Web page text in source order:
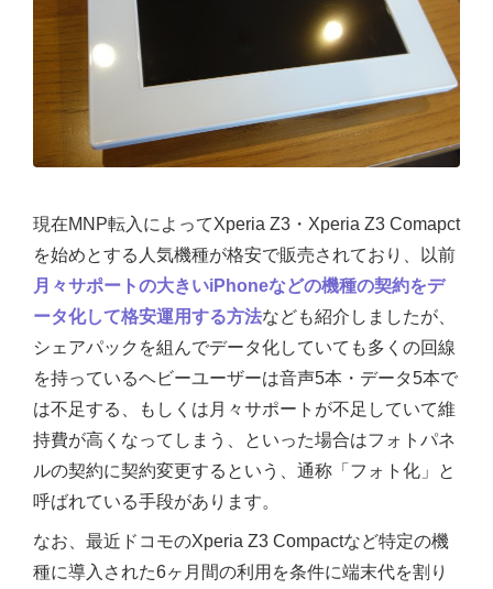
現在MNP転入によってXperia Z3・Xperia Z3 Comapct
を始めとする人気機種が格安で販売されており、以前
月々サポートの大きいiPhoneなどの機種の契約をデ
ータ化して格安運用する方法なども紹介しましたが、
シェアパックを組んでデータ化していても多くの回線
を持っているヘビーユーザーは音声5本・データ5本で
は不足する、もしくは月々サポートが不足していて維
持費が高くなってしまう、といった場合はフォトパネ
ルの契約に契約変更するという、通称「フォト化」と
呼ばれている手段があります。
なお、最近ドコモのXperia Z3 Compactなど特定の機
種に導入された6ヶ月間の利用を条件に端末代を割り